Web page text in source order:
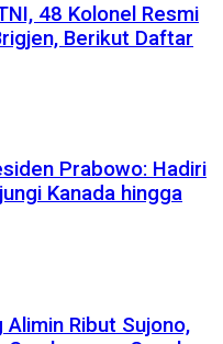
48 Kolonel Resmi
Berikut Daftar
Prabowo: Hadiri
Kanada hingga
Alimin Ribut Sujono,